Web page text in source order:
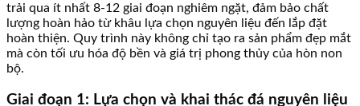
trải qua ít nhất 8-12 giai đoạn nghiêm ngặt, đảm bảo chất
lượng hoàn hảo từ khâu lựa chọn nguyên liệu đến lắp đặt
hoàn thiện. Quy trình này không chỉ tạo ra sản phẩm đẹp mắt
mà còn tối ưu hóa độ bền và giá trị phong thủy của hòn non
bộ.
Giai đoạn 1: Lựa chọn và khai thác đá nguyên liệu